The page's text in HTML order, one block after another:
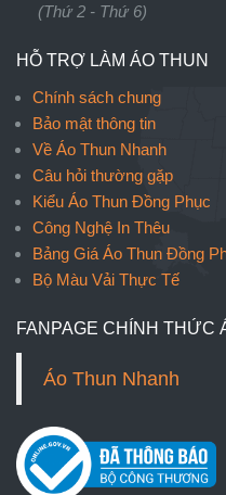
(Thứ 2 - Thứ 6)
HỖ TRỢ LÀM ÁO THUN
Chính sách chung
Bảo mật thông tin
Về Áo Thun Nhanh
Câu hỏi thường gặp
Kiểu Áo Thun Đồng Phục
Công Nghệ In Thêu
Bảng Giá Áo Thun Đồng
Bộ Màu Vải Thực Tế
FANPAGE CHÍNH THỨC
Áo Thun Nhanh